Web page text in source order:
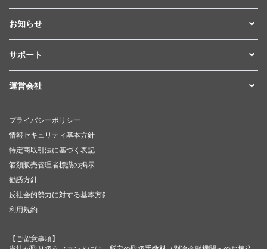
お知らせ
サポート
運営会社
プライバシーポリシー
情報セキュリティ基本方針
特定商取引法に基づく表記
酒類販売管理者標識の掲示
勧誘方針
反社会的勢力に対する基本方針
利用規約
【ご留意事項】